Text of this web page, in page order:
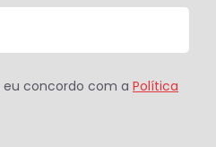
eu concordo com a Política